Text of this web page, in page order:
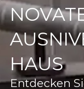
HAUS
Entdecken